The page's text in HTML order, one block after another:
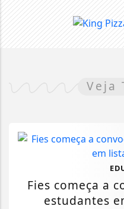
Veja
Fies começa a
estudantes